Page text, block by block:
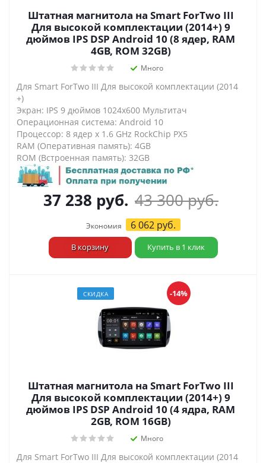
Штатная магнитола на Smart ForTwo III
Для высокой комплектации (2014+) 9
дюймов IPS DSP Android 10 (8 ядер, RAM
4GB, ROM 32GB)
Много
Для Smart ForTwo III Для высокой комплектации (2014
+)
Экран: IPS 9 дюймов 1024х600 Мультитач
Операционная система: Android 10
Процессор: 8 ядер х 1.6 GHz RockChip PX5
RAM (Оперативная память): 4GB
ROM (Встроенная память): 32GB
37 238 руб. 43 300руб.
Экономия 6 062руб.
В корзину Купить в 1 клик
СКИДКА -14%
Штатная магнитола на Smart ForTwo III
Для высокой комплектации (2014+) 9
дюймов IPS DSP Android 10 (4 ядра, RAM
2GB, ROM 16GB)
Много
Для Smart ForTwo III Для высокой комплектации (2014